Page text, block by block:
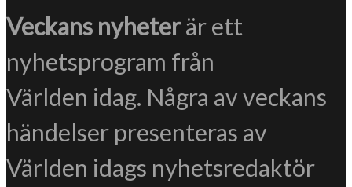
Veckans nyheterär ett
nyhetsprogram från
Världen idag. Några av veckans
händelser presenteras av
Världen idags nyhetsredaktör